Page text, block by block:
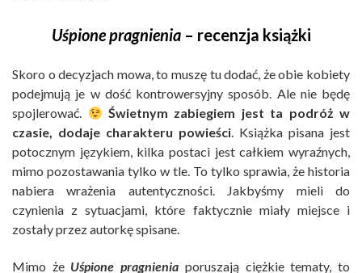
Uśpione pragnienia– recenzja książki
Skoro o decyzjach mowa, to muszę tu dodać, że obie kobiety
podejmują je w dość kontrowersyjny sposób. Ale nie będę
spojlerować.
Świetnym zabiegiem jest ta podróż w
czasie, dodaje charakteru powieści. Książka pisana jest
potocznym językiem, kilka postaci jest całkiem wyraźnych,
mimo pozostawania tylko w tle. To tylko sprawia, że historia
nabiera wrażenia autentyczności. Jakbyśmy mieli do
czynienia z sytuacjami, które faktycznie miały miejsce i
zostały przez autorkę spisane.
Mimo że Uśpione pragnienia poruszają ciężkie tematy, to